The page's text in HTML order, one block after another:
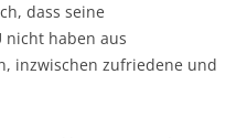
dass seine
nicht haben aus
inzwischen zufriedene und